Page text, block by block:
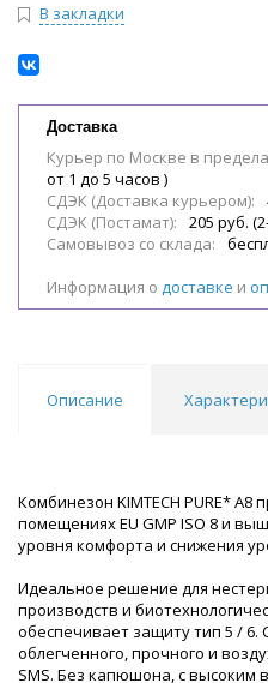
В закладки
Доставка
Курьер по Москве в
от 1 до 5 часов )
СДЭК (Доставка курьером):
СДЭК (Постамат):
205 руб.
Самовывоз со склада:
Информация о доставке и
Описание
Комбинезон KIMTECH PURE*
помещениях EU GMP ISO 8 и
уровня комфорта и снижения
Идеальное решение для
производств и
обеспечивает защиту тип 5 / 6.
облегченного, прочного и
SMS. Без капюшона, с